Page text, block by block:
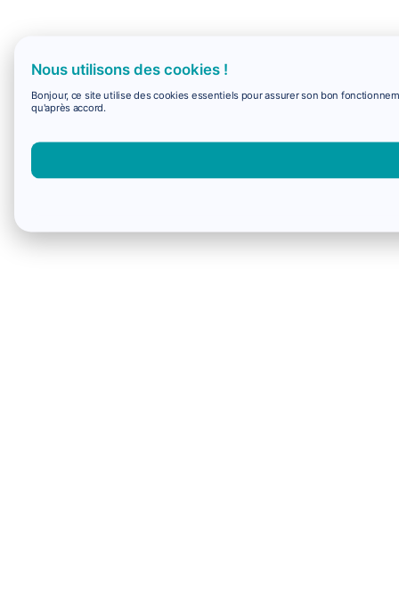
Nous utilisons des cookies !
Bonjour, ce site utilise des cookies essentiels pour assurer son bon
qu'après accord.